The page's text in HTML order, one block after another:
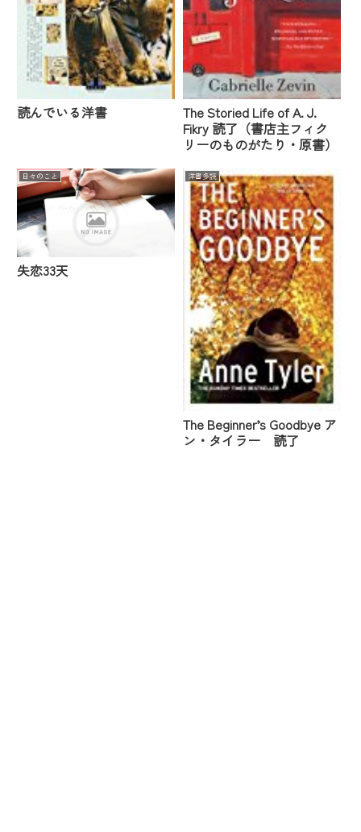
読んでいる洋書
The Storied Life of A. J.
Fikry 読了（書店主フィク
リーのものがたり・原書）
日々のこと
失恋33天
洋書多読
The Beginner’s Goodbye ア
ン・タイラー 読了